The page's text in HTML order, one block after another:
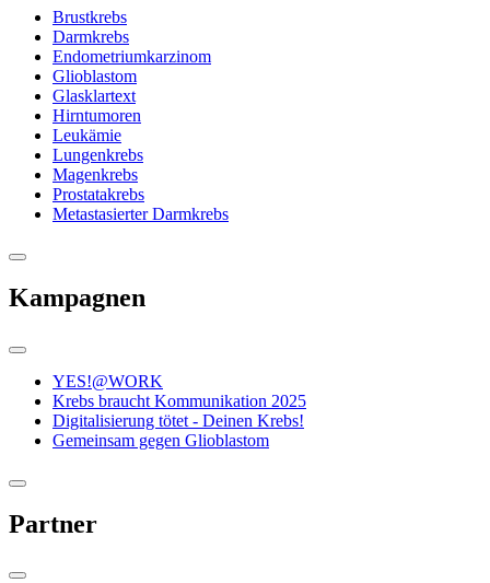
Brustkrebs
Darmkrebs
Endometriumkarzinom
Glioblastom
Glasklartext
Hirntumoren
Leukämie
Lungenkrebs
Magenkrebs
Prostatakrebs
Metastasierter Darmkrebs
Kampagnen
YES!@WORK
Krebs braucht Kommunikation 2025
Digitalisierung tötet - Deinen Krebs!
Gemeinsam gegen Glioblastom
Partner